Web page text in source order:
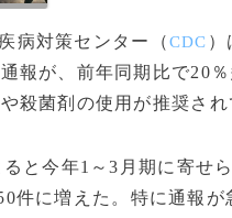
病対策センター（CDC ）
報が、前年同期比で20
殺菌剤の使用が推奨さ
と今年1～3月期に寄せ
件に増えた。特に通報